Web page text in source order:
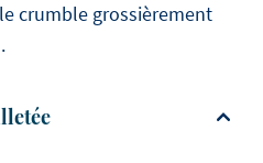
crumble grossièrement